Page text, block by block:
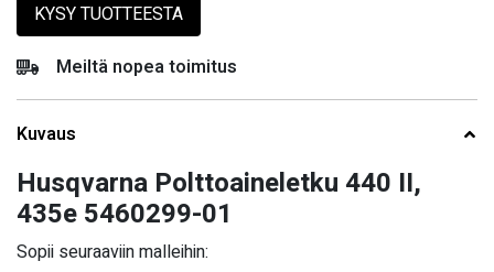
KYSY TUOTTEESTA
Meiltä nopea toimitus
Kuvaus
Husqvarna Polttoaineletku 440 II,
435e 5460299-01
Sopii seuraaviin malleihin: